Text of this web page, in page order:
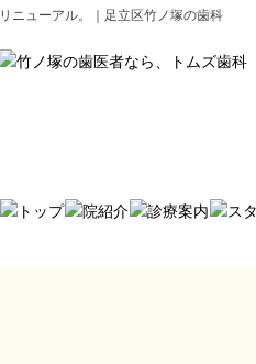
リニューアル。｜足立区竹ノ塚の歯科